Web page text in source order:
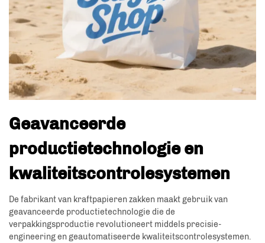
Geavanceerde
productietechnologie en
kwaliteitscontrolesystemen
De fabrikant van kraftpapieren zakken maakt gebruik van
geavanceerde productietechnologie die de
verpakkingsproductie revolutioneert middels precisie-
engineering en geautomatiseerde kwaliteitscontrolesystemen.